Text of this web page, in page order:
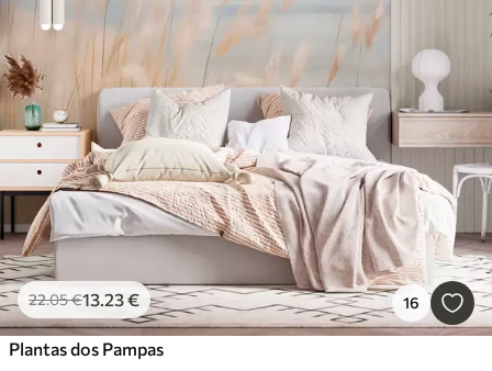
22.05€13.23€ 16
Plantas dos Pampas